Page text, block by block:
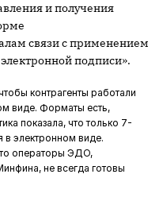
и получения
связи с применением
подписи».
контрагенты работали
виде. Форматы есть,
показала, что только 7-
в электронном виде.
операторы ЭДО,
не всегда готовы